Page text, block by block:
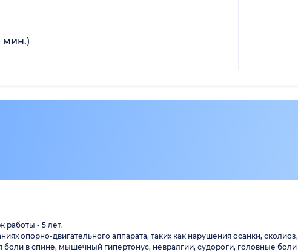
мин.)
работы - 5 лет.
опорно-двигательного аппарата, таких как нарушения осанки,
боли в спине, мышечный гипертонус, невралгии, судороги, головные